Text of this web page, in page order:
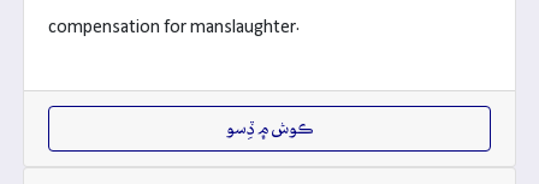
compensation for manslaughter.
ڪوش ۾ ڏِسو